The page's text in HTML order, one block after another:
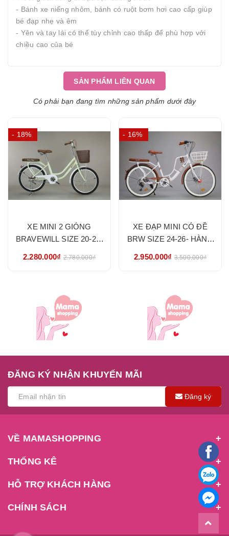
- Bánh xe niếng nhôm, bánh có ruột bơm hơi cao cấp giúp
bé đạp nhẹ và êm
- Yên và tay lái có thể tùy chỉnh cao thấp để phù hợp với
chiều cao của bé
SẢN PHẨM LIÊN QUAN
Có phải bạn đang tìm những sản phẩm dưới đây
- 18%
XE MINI 2 GIÓNG
BRAVEWILL SIZE 20-22-
2.280.000₫ 2.780.000₫
- 16%
XE ĐẠP MINI CÓ ĐỀ
BRW SIZE 24-26- HÀNG
2.950.000₫ 3.500.000₫
ĐĂNG KÝ NHẬN KHUYẾN MÃI
Đăng ký
VỀ MAMASHOPPING
THỐNG KÊ
HỖ TRỢ KHÁCH HÀNG
CHÍNH SÁCH